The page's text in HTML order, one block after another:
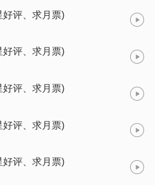
好评、求月票)
好评、求月票)
好评、求月票)
好评、求月票)
好评、求月票)